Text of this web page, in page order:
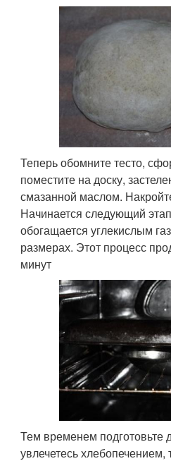
Теперь обомните тесто,
поместите на доску,
смазанной маслом.
Начинается следующий
обогащается углекислым
размерах. Этот процесс
минут
Тем временем подготовьте
увлечетесь хлебопечением,